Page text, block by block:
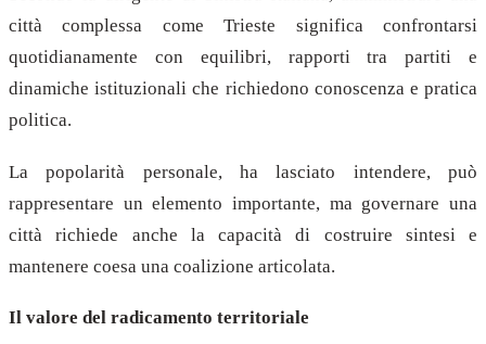
città complessa come Trieste significa confrontarsi
quotidianamente con equilibri, rapporti tra partiti e
dinamiche istituzionali che richiedono conoscenza e pratica
politica.
La popolarità personale, ha lasciato intendere, può
rappresentare un elemento importante, ma governare una
città richiede anche la capacità di costruire sintesi e
mantenere coesa una coalizione articolata.
Il valore del radicamento territoriale